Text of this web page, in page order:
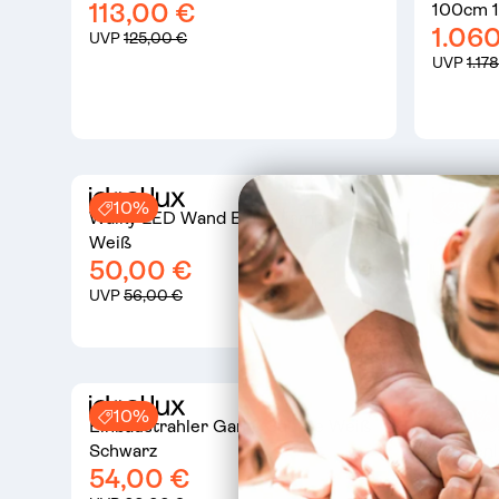
113,00 €
UVP125,00 €
100cm
UVP
10%
Walky LED Wand Einbaulampe
Weiß
50,00 €
UVP56,00 €
9%
Set Up
UVP
10%
Einbaustrahler Game Square Weiß
Schwarz
54,00 €
10%